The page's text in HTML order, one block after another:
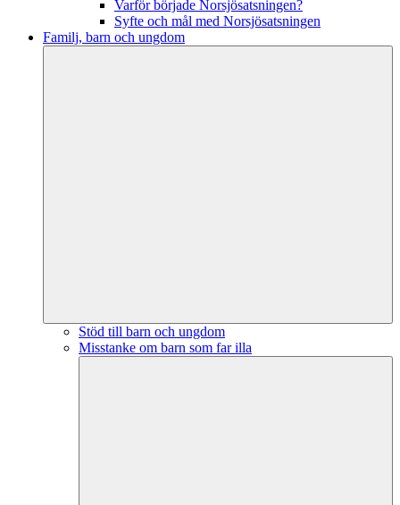
Varför började Norsjösatsningen?
Syfte och mål med Norsjösatsningen
Familj, barn och ungdom
Stöd till barn och ungdom
Misstanke om barn som far illa